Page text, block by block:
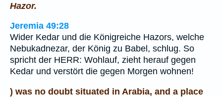
Hazor.
Jeremia 49:28
Wider Kedar und die Königreiche Hazors, welche
Nebukadnezar, der König zu Babel, schlug. So
spricht der HERR: Wohlauf, zieht herauf gegen
Kedar und verstört die gegen Morgen wohnen!
) was no doubt situated in Arabia, and a place